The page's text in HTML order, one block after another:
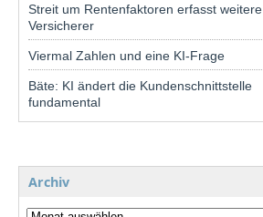
Streit um Rentenfaktoren erfasst weitere
Versicherer
Viermal Zahlen und eine KI-Frage
Bäte: KI ändert die Kundenschnittstelle
fundamental
Archiv